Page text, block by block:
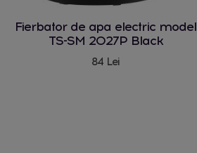
Fierbator de apa electric model
TS-SM 2027P Black
84 Lei